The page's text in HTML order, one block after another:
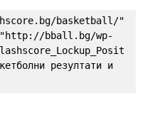
basketball/"
bball.bg/wp-
резултати и